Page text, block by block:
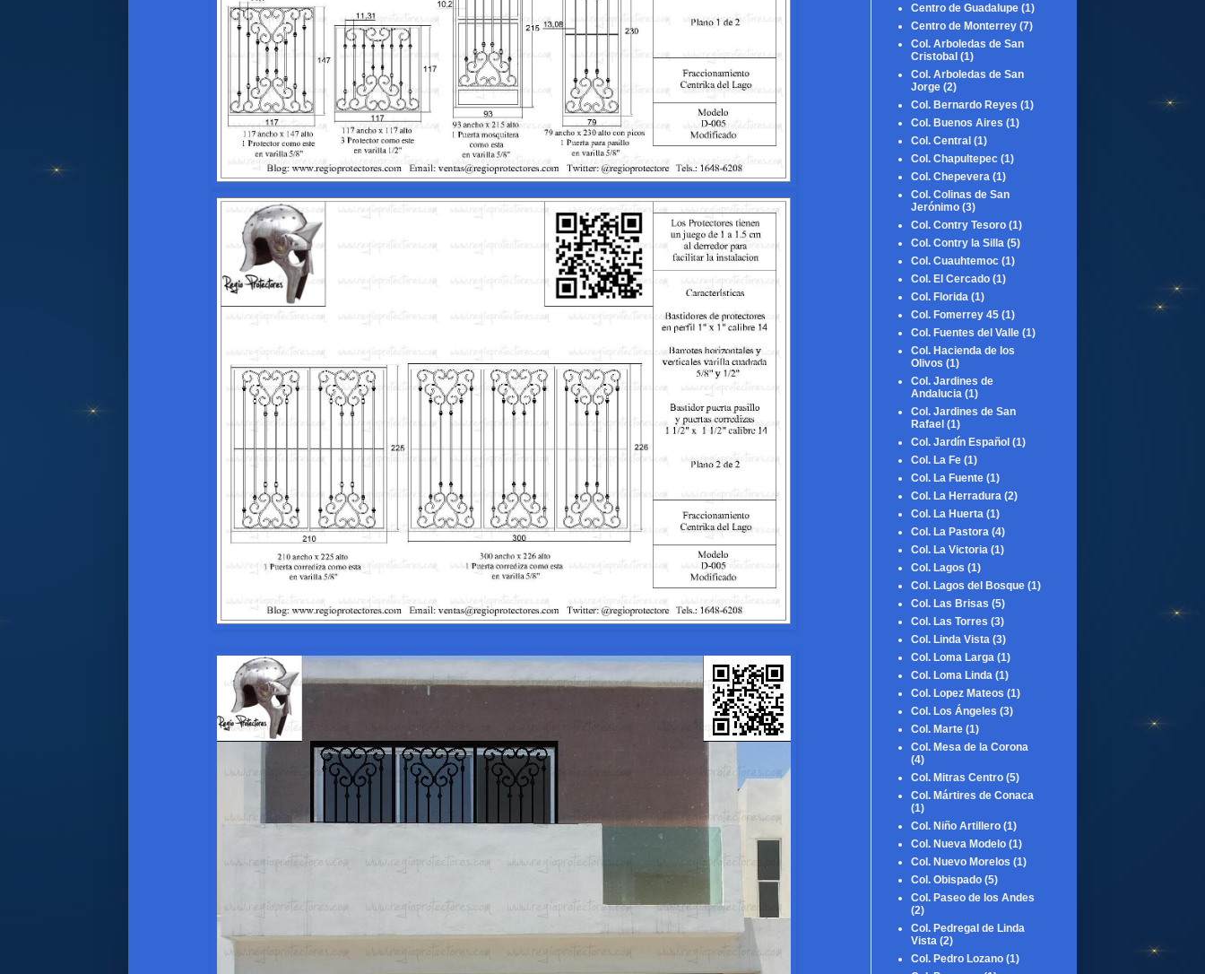
Centro de Guadalupe (1)
Centro de Monterrey (7)
Col. Arboledas de San
Cristobal (1)
Col. Arboledas de San
Jorge (2)
Col. Bernardo Reyes (1)
Col. Buenos Aires (1)
Col. Central (1)
Col. Chapultepec (1)
Col. Chepevera (1)
Col. Colinas de San
Jerónimo (3)
Col. Contry Tesoro (1)
Col. Contry la Silla (5)
Col. Cuauhtemoc (1)
Col. El Cercado (1)
Col. Florida (1)
Col. Fomerrey 45 (1)
Col. Fuentes del Valle (1)
Col. Hacienda de los
Olivos (1)
Col. Jardines de
Andalucia (1)
Col. Jardines de San
Rafael (1)
Col. Jardín Español (1)
Col. La Fe (1)
Col. La Fuente (1)
Col. La Herradura (2)
Col. La Huerta (1)
Col. La Pastora (4)
Col. La Victoria (1)
Col. Lagos (1)
Col. Lagos del Bosque (1)
Col. Las Brisas (5)
Col. Las Torres (3)
Col. Linda Vista (3)
Col. Loma Larga (1)
Col. Loma Linda (1)
Col. Lopez Mateos (1)
Col. Los Ángeles (3)
Col. Marte (1)
Col. Mesa de la Corona
(4)
Col. Mitras Centro (5)
Col. Mártires de Conaca
(1)
Col. Niño Artillero (1)
Col. Nueva Modelo (1)
Col. Nuevo Morelos (1)
Col. Obispado (5)
Col. Paseo de los Andes
(2)
Col. Pedregal de Linda
Vista (2)
Col. Pedro Lozano (1)